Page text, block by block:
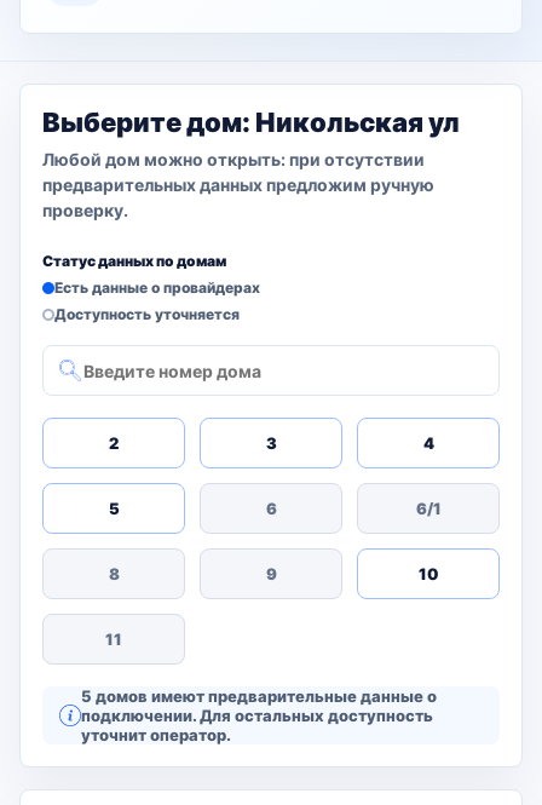
Выберите дом: Никольская ул
Любой дом можно открыть: при отсутствии
предварительных данных предложим ручную
проверку.
Статус данных по домам
Есть данные о провайдерах
Доступность уточняется
2 3 4
5 6 6/1
8 9 10
11
5 домов имеют предварительные данные о
подключении. Для остальных доступность
уточнит оператор.